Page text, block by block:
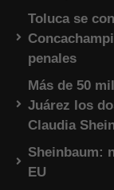
Toluca se
penales
Más de 50
Juárez los
Claudia
Sheinbaum:
EU